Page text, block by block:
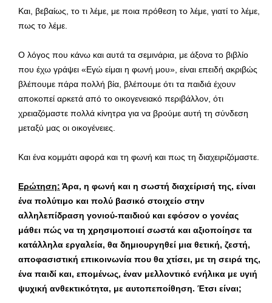
Και, βεβαίως, το τι λέμε, με ποια πρόθεση το λέμε, γιατί το λέμε,
πως το λέμε.
Ο λόγος που κάνω και αυτά τα σεμινάρια, με άξονα το βιβλίο
που έχω γράψει «Εγώ είμαι η φωνή μου», είναι επειδή ακριβώς
βλέπουμε πάρα πολλή βία, βλέπουμε ότι τα παιδιά έχουν
αποκοπεί αρκετά από το οικογενειακό περιβάλλον, ότι
χρειαζόμαστε πολλά κίνητρα για να βρούμε αυτή τη σύνδεση
μεταξύ μας οι οικογένειες.
Και ένα κομμάτι αφορά και τη φωνή και πως τη διαχειριζόμαστε.
Ερώτηση: Άρα, η φωνή και η σωστή διαχείρισή της, είναι
ένα πολύτιμο και πολύ βασικό στοιχείο στην
αλληλεπίδραση γονιού-παιδιού και εφόσον ο γονέας
μάθει πώς να τη χρησιμοποιεί σωστά και αξιοποίησε τα
κατάλληλα εργαλεία, θα δημιουργηθεί μια θετική, ζεστή,
αποφασιστική επικοινωνία που θα χτίσει, με τη σειρά της,
ένα παιδί και, επομένως, έναν μελλοντικό ενήλικα με υγιή
ψυχική ανθεκτικότητα, με αυτοπεποίθηση. Έτσι είναι;